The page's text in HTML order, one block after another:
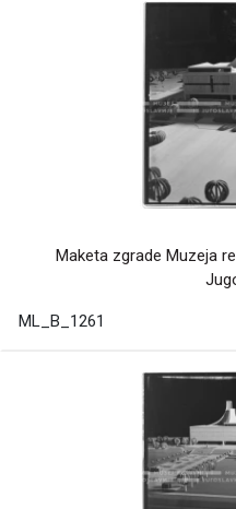
Maketa zgrade Muzeja
ML_B_1261